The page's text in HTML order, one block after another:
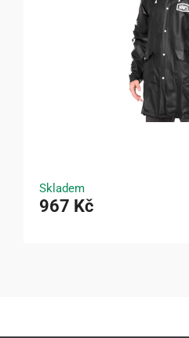
Skladem
967 Kč